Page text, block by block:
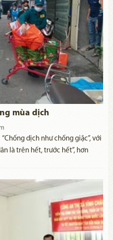
mùa dịch
dịch như chống giặc”, với
là trên hết, trước hết”, hơn
Quân sự Quận 7 đã phối
ly tập trung, bệnh viện dã
lập 159 chốt kiểm soát dịch;
đi vào khu nhà trọ để phát trực
quà với giá trị 4,8 tỉ đồng;